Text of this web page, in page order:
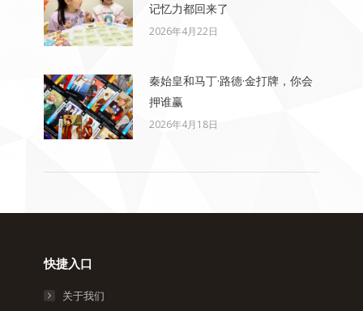
记忆力都回来了
2026年4月22日
秦始皇和马丁·路德·金打牌，你会
押谁赢
2026年4月18日
快捷入口
关于我们